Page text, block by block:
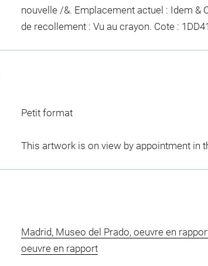
nouvelle /&. Emplacement actuel : Idem &
de recollement : Vu au crayon. Cote : 1DD41
Petit format
This artwork is on view by appointment in
Madrid, Museo del Prado, oeuvre en
oeuvre en rapport